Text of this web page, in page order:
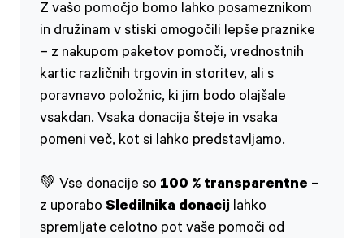
Z vašo pomočjo bomo lahko posameznikom
in družinam v stiski omogočili lepše praznike
– z nakupom paketov pomoči, vrednostnih
kartic različnih trgovin in storitev, ali s
poravnavo položnic, ki jim bodo olajšale
vsakdan. Vsaka donacija šteje in vsaka
pomeni več, kot si lahko predstavljamo.
💚 Vse donacije so 100 % transparentne –
z uporabo Sledilnika donacij lahko
spremljate celotno pot vaše pomoči od